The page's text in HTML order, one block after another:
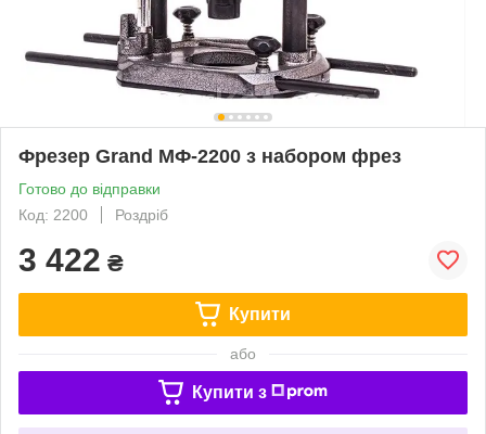
Фрезер Grand МФ-2200 з набором фрез
Готово до відправки
Код: 2200
Роздріб
3 422 ₴
Купити
або
Купити з